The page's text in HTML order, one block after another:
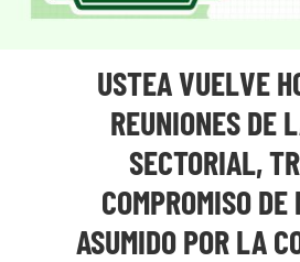
USTEA VUELVE
REUNIONES DE
SECTORIAL,
COMPROMISO
ASUMIDO POR LA